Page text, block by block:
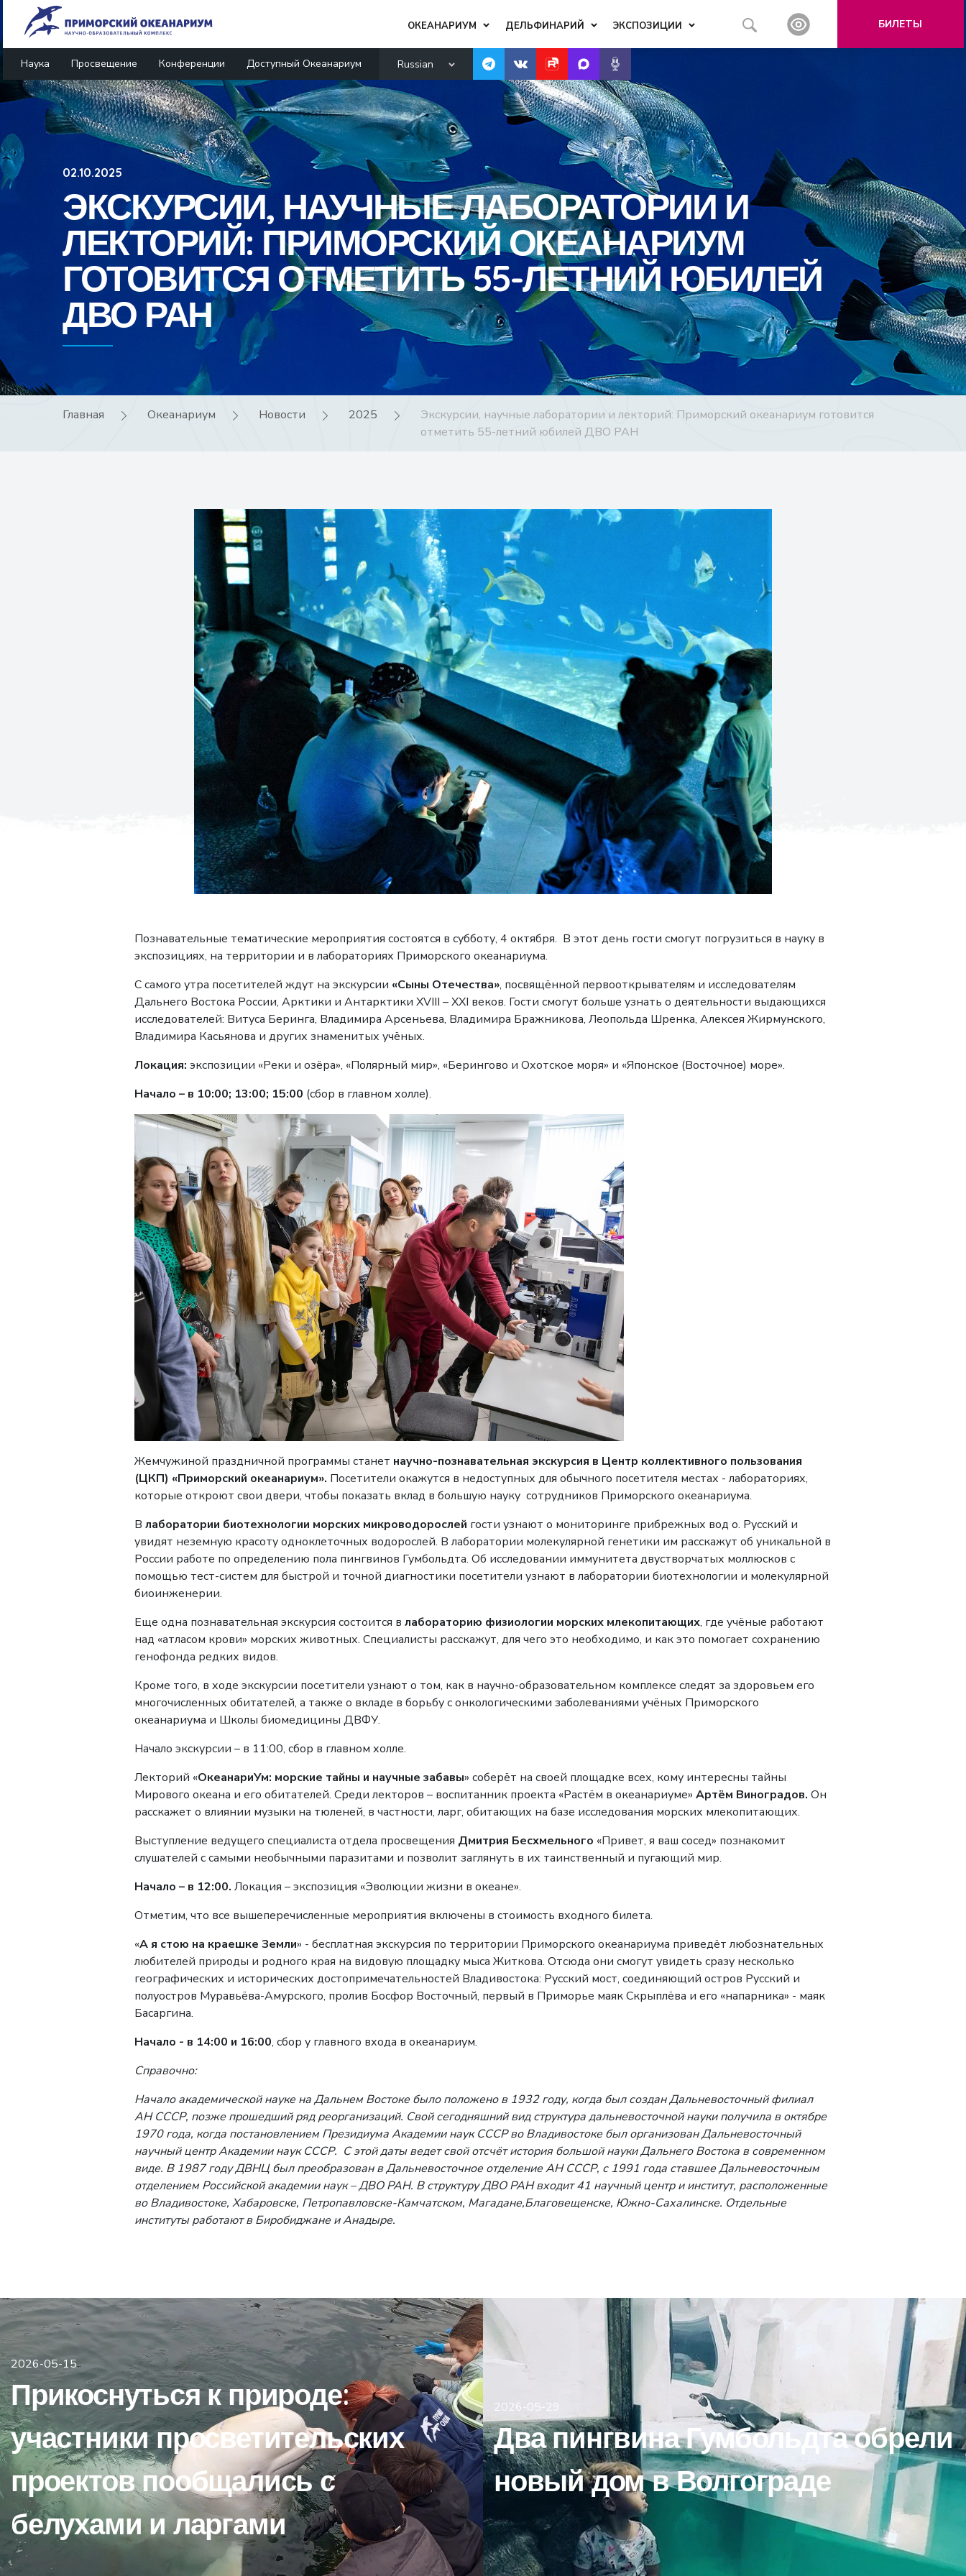
ОКЕАНАРИУМ ДЕЛЬФИНАРИЙ ЭКСПОЗИЦИИ БИЛЕТЫ
Наука Просвещение Конференции Доступный Океанариум Russian
02.10.2025
ЭКСКУРСИИ, НАУЧНЫЕ ЛАБОРАТОРИИ И
ЛЕКТОРИЙ: ПРИМОРСКИЙ ОКЕАНАРИУМ
ГОТОВИТСЯ ОТМЕТИТЬ 55-ЛЕТНИЙ ЮБИЛЕЙ
ДВО РАН
Главная Океанариум Новости 2025
Экскурсии, научные лаборатории и лекторий: Приморский океанариум готовится
отметить 55-летний юбилей ДВО РАН
Познавательные тематические мероприятия состоятся в субботу, 4 октября. В этот день гости смогут погрузиться в науку в
экспозициях, на территории и в лабораториях Приморского океанариума.
С самого утра посетителей ждут на экскурсии «Сыны Отечества», посвящённой первооткрывателям и исследователям
Дальнего Востока России, Арктики и Антарктики XVIII – XXI веков. Гости смогут больше узнать о деятельности выдающихся
исследователей: Витуса Беринга, Владимира Арсеньева, Владимира Бражникова, Леопольда Шренка, Алексея Жирмунского,
Владимира Касьянова и других знаменитых учёных.
Локация: экспозиции «Реки и озёра», «Полярный мир», «Берингово и Охотское моря» и «Японское (Восточное) море».
Начало – в 10:00; 13:00; 15:00 (сбор в главном холле).
Жемчужиной праздничной программы станет научно-познавательная экскурсия в Центр коллективного пользования
(ЦКП) «Приморский океанариум». Посетители окажутся в недоступных для обычного посетителя местах - лабораториях,
которые откроют свои двери, чтобы показать вклад в большую науку сотрудников Приморского океанариума.
В лаборатории биотехнологии морских микроводорослей гости узнают о мониторинге прибрежных вод о. Русский и
увидят неземную красоту одноклеточных водорослей. В лаборатории молекулярной генетики им расскажут об уникальной в
России работе по определению пола пингвинов Гумбольдта. Об исследовании иммунитета двустворчатых моллюсков с
помощью тест-систем для быстрой и точной диагностики посетители узнают в лаборатории биотехнологии и молекулярной
биоинженерии.
Еще одна познавательная экскурсия состоится в лабораторию физиологии морских млекопитающих, где учёные работают
над «атласом крови» морских животных. Специалисты расскажут, для чего это необходимо, и как это помогает сохранению
генофонда редких видов.
Кроме того, в ходе экскурсии посетители узнают о том, как в научно-образовательном комплексе следят за здоровьем его
многочисленных обитателей, а также о вкладе в борьбу с онкологическими заболеваниями учёных Приморского
океанариума и Школы биомедицины ДВФУ.
Начало экскурсии – в 11:00, сбор в главном холле.
Лекторий «ОкеанариУм: морские тайны и научные забавы» соберёт на своей площадке всех, кому интересны тайны
Мирового океана и его обитателей. Среди лекторов – воспитанник проекта «Растём в океанариуме» Артём Виноградов. Он
расскажет о влиянии музыки на тюленей, в частности, ларг, обитающих на базе исследования морских млекопитающих.
Выступление ведущего специалиста отдела просвещения Дмитрия Бесхмельного «Привет, я ваш сосед» познакомит
слушателей с самыми необычными паразитами и позволит заглянуть в их таинственный и пугающий мир.
Начало – в 12:00. Локация – экспозиция «Эволюции жизни в океане».
Отметим, что все вышеперечисленные мероприятия включены в стоимость входного билета.
«А я стою на краешке Земли» - бесплатная экскурсия по территории Приморского океанариума приведёт любознательных
любителей природы и родного края на видовую площадку мыса Житкова. Отсюда они смогут увидеть сразу несколько
географических и исторических достопримечательностей Владивостока: Русский мост, соединяющий остров Русский и
полуостров Муравьёва-Амурского, пролив Босфор Восточный, первый в Приморье маяк Скрыплёва и его «напарника» - маяк
Басаргина.
Начало - в 14:00 и 16:00, сбор у главного входа в океанариум.
Справочно:
Начало академической науке на Дальнем Востоке было положено в 1932 году, когда был создан Дальневосточный филиал
АН СССР, позже прошедший ряд реорганизаций. Свой сегодняшний вид структура дальневосточной науки получила в октябре
1970 года, когда постановлением Президиума Академии наук СССР во Владивостоке был организован Дальневосточный
научный центр Академии наук СССР. С этой даты ведет свой отсчёт история большой науки Дальнего Востока в современном
виде. В 1987 году ДВНЦ был преобразован в Дальневосточное отделение АН СССР, с 1991 года ставшее Дальневосточным
отделением Российской академии наук – ДВО РАН. В структуру ДВО РАН входит 41 научный центр и институт, расположенные
во Владивостоке, Хабаровске, Петропавловске-Камчатском, Магадане,Благовещенске, Южно-Сахалинске. Отдельные
институты работают в Биробиджане и Анадыре.
2026-05-15
Прикоснуться к природе:
участники просветительских
проектов пообщались с
белухами и ларгами
2026-05-29
Два пингвина Гумбольдта обрели
новый дом в Волгограде